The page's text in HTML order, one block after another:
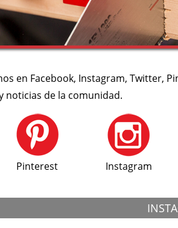
en Facebook, Instagram, Twitter,
noticias de la comunidad.
Pinterest Instagram